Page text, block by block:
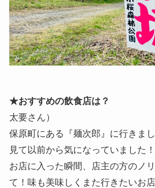
★おすすめの飲食店は？
太要さん）
保原町にある『麺次郎』に行きま
見て以前から気になっていました！
お店に入った瞬間、店主の方のノ
て！味も美味しくまた行きたいお店